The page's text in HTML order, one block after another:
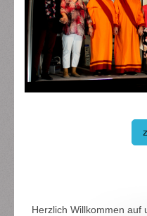
Herzlich Willkommen auf